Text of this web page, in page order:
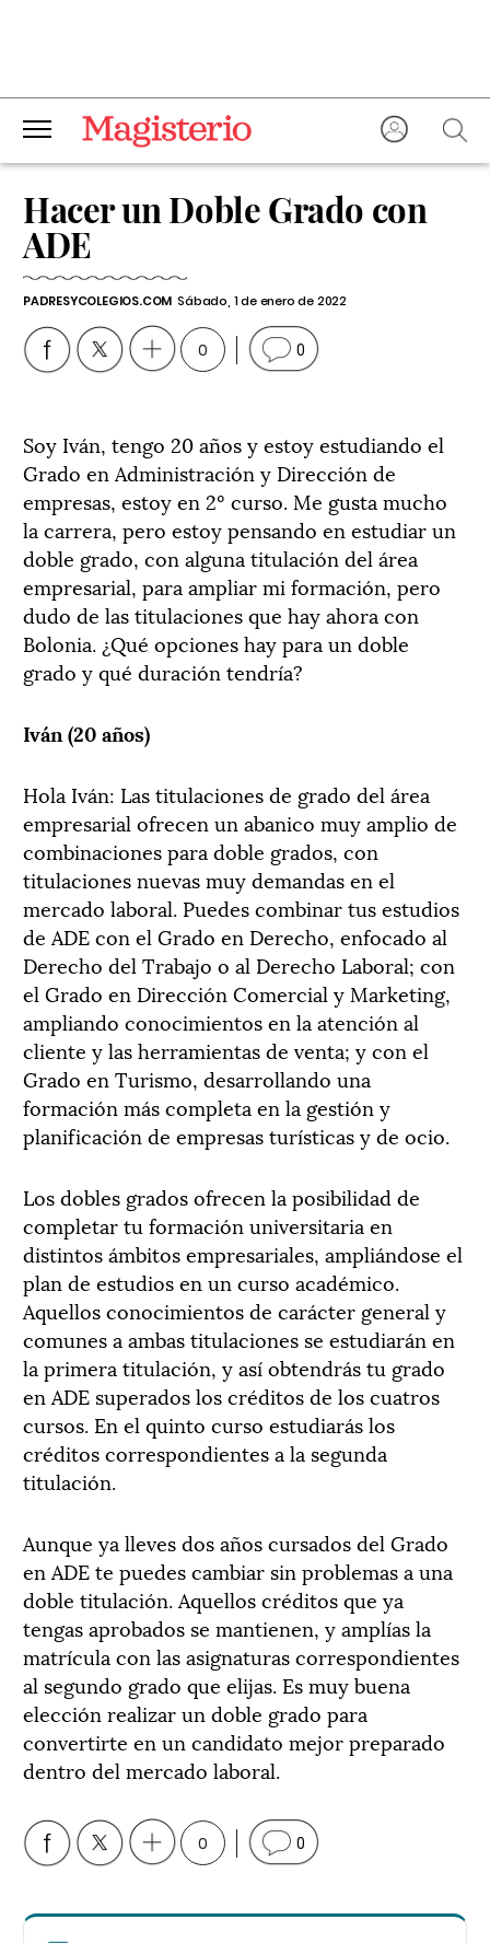
Hacer un Doble Grado con
ADE
PADRESYCOLEGIOS.COM Sábado, 1 de enero de 2022
0 0
Soy Iván, tengo 20 años y estoy estudiando el
Grado en Administración y Dirección de
empresas, estoy en 2º curso. Me gusta mucho
la carrera, pero estoy pensando en estudiar un
doble grado, con alguna titulación del área
empresarial, para ampliar mi formación, pero
dudo de las titulaciones que hay ahora con
Bolonia. ¿Qué opciones hay para un doble
grado y qué duración tendría?
Iván (20 años)
Hola Iván: Las titulaciones de grado del área
empresarial ofrecen un abanico muy amplio de
combinaciones para doble grados, con
titulaciones nuevas muy demandas en el
mercado laboral. Puedes combinar tus estudios
de ADE con el Grado en Derecho, enfocado al
Derecho del Trabajo o al Derecho Laboral; con
el Grado en Dirección Comercial y Marketing,
ampliando conocimientos en la atención al
cliente y las herramientas de venta; y con el
Grado en Turismo, desarrollando una
formación más completa en la gestión y
planificación de empresas turísticas y de ocio.
Los dobles grados ofrecen la posibilidad de
completar tu formación universitaria en
distintos ámbitos empresariales, ampliándose el
plan de estudios en un curso académico.
Aquellos conocimientos de carácter general y
comunes a ambas titulaciones se estudiarán en
la primera titulación, y así obtendrás tu grado
en ADE superados los créditos de los cuatros
cursos. En el quinto curso estudiarás los
créditos correspondientes a la segunda
titulación.
Aunque ya lleves dos años cursados del Grado
en ADE te puedes cambiar sin problemas a una
doble titulación. Aquellos créditos que ya
tengas aprobados se mantienen, y amplías la
matrícula con las asignaturas correspondientes
al segundo grado que elijas. Es muy buena
elección realizar un doble grado para
convertirte en un candidato mejor preparado
dentro del mercado laboral.
0 0